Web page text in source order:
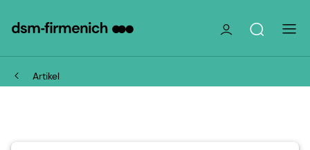
Artikel